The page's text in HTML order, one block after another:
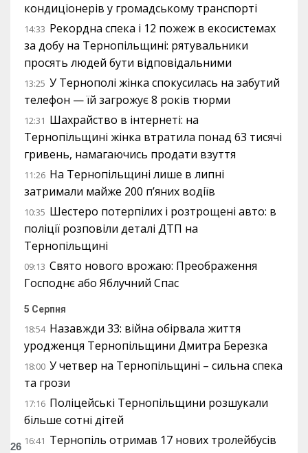
кондиціонерів у громадському транспорті
14:33 Рекордна спека і 12 пожеж в екосистемах
за добу на Тернопільщині: рятувальники
просять людей бути відповідальними
13:25 У Тернополі жінка спокусилась на забутий
телефон — їй загрожує 8 років тюрми
12:31 Шахрайство в інтернеті: на
Тернопільщині жінка втратила понад 63 тисячі
гривень, намагаючись продати взуття
11:26 На Тернопільщині лише в липні
затримали майже 200 п’яних водіїв
10:35 Шестеро потерпілих і розтрощені авто: в
поліції розповіли деталі ДТП на
Тернопільщині
09:13 Свято нового врожаю: Преображення
Господнє або Яблучний Спас
5 Серпня
18:54 Назавжди 33: війна обірвала життя
уродженця Тернопільщини Дмитра Березка
18:00 У четвер на Тернопільщині – сильна спека
та грози
17:16 Поліцейські Тернопільщини розшукали
більше сотні дітей
16:41 Тернопіль отримав 17 нових тролейбусів
26